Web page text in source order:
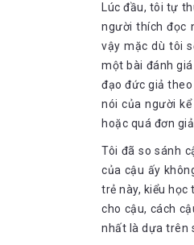
Lúc đầu, tôi tự
người thích đọc
vậy mặc dù tôi
một bài đánh
đạo đức giả
nói của người
hoặc quá đơn
Tôi đã so sánh
của cậu ấy
trẻ này, kiểu
cho cậu, cách
nhất là dựa trên